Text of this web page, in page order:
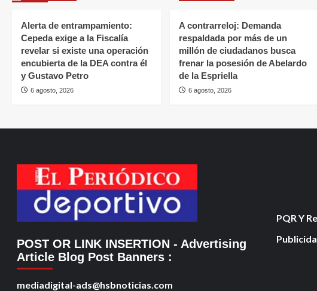
Alerta de entrampamiento:
Cepeda exige a la Fiscalía
revelar si existe una operación
encubierta de la DEA contra él
y Gustavo Petro
6 agosto, 2026
A contrarreloj: Demanda
respaldada por más de un
millón de ciudadanos busca
frenar la posesión de Abelardo
de la Espriella
6 agosto, 2026
POST OR LINK INSERTION - Advertising
Article Blog Post Banners :
mediadigital-ads@hsbnoticias.com
PQR Y